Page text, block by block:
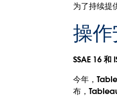
为了持续提
操
SSAE 16 和
今年，
布，